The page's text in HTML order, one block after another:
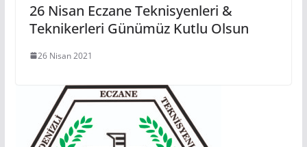
26 Nisan Eczane Teknisyenleri &
Teknikerleri Günümüz Kutlu Olsun
26 Nisan 2021